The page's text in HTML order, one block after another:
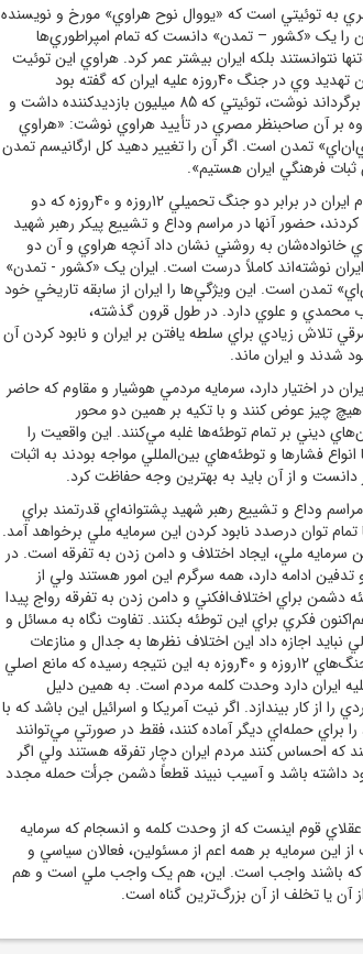
به توئيتي است که «يووال نوح هراوي» مورخ و نويسنده
را يک «کشور – تمدن» دانست که تمام امپراطوري‌ها
نتوانستند بلکه ايران بيشتر عمر کرد. هراوي اين توئيت
را خطاب به ترامپ در حاشيه اين تهديد وي در جنگ 40روزه عليه ايران که گفته بود
مي‌خواهد ايران را به عصر حجر برگرداند نوشت، توئيتي که 85 ميليون بازديدکننده داشت و
بر آن صاحبنظر مصري در تأييد هراوي نوشت: «هراوي
تمدن است. اگر آن را تغيير دهيد کل ارگانيسم تمدن
فرهنگي ايران هستيم».
علاوه بر مقاومت هوشيارانه مردم ايران در برابر دو جنگ تحميلي 12روزه و 40روزه که دو
حضور آنها در مراسم وداع و تشييع پيکر رهبر شهيد
خانواده‌شان به روشني نشان داد آنچه هراوي و آن دو
نوشته‌اند کاملاً درست است. ايران يک «کشور - تمدن»
تمدن است. اين ويژگي‌ها را ايران از سابقه تاريخي خود
محمدي و علوي دارد. در طول قرون گذشته،
تلاش زيادي براي سلطه يافتن بر ايران و نابود کردن آن
شدند و ايران ماند.
در اختيار دارد، سرمايه مردمي هوشيار و مقاوم که حاضر
چيز عوض کنند و با تکيه بر همين دو محور
ديني بر تمام توطئه‌ها غلبه مي‌کنند. اين واقعيت را
فشارها و توطئه‌هاي بين‌المللي مواجه بودند به اثبات
دانست و از آن بايد به بهترين وجه حفاظت کرد.
وداع و تشييع رهبر شهيد پشتوانه‌اي قدرتمند براي
توان درصدد نابود کردن اين سرمايه ملي برخواهد آمد.
سرمايه ملي، ايجاد اختلاف و دامن زدن به تفرقه است. در
ادامه دارد، همه سرگرم اين امور هستند ولي از
دشمن براي اختلاف‌افکني و دامن زدن به تفرقه رواج پيدا
فکري براي اين توطئه بکنند. تفاوت نگاه به مسائل و
اجازه داد اين اختلاف ‌نظرها به جدال و منازعات
سياسي منجر شوند. دشمن در جنگ‌هاي 12روزه و 40روزه به اين نتيجه رسيده که مانع اصلي
ايران دارد وحدت کلمه مردم است. به همين دليل
از کار بيندازد. اگر نيت آمريکا و اسرائيل اين باشد که با
براي حمله‌اي ديگر آماده کنند، فقط در صورتي مي‌توانند
که احساس کنند مردم ايران دچار تفرقه هستند ولي اگر
داشته باشد و آسيب نبيند قطعاً دشمن جرأت حمله مجدد
عقلاي قوم اينست که از وحدت کلمه و انسجام که سرمايه
سرمايه بر همه اعم از مسئولين، فعالان سياسي و
که باشند واجب است. اين، هم يک واجب ملي است و هم
يا تخلف از آن بزرگ‌ترين گناه است.